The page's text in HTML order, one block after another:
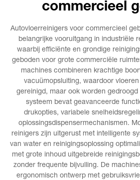
commercieel
Autovloerreinigers voor commercieel
belangrijke vooruitgang in industriële
waarbij efficiënte en grondige
geboden voor grote commerciële
machines combineren krachtige
vacuümopsluiting, waardoor
gereinigd, maar ook worden
systeem bevat geavanceerde
drukopties, variabele
oplossingsdispensermechanismen.
reinigers zijn uitgerust met intelligente
van water en reinigingsoplossing
met grote inhoud uitgebreide
zonder frequente bijvulling. De
ergonomisch ontwerp met